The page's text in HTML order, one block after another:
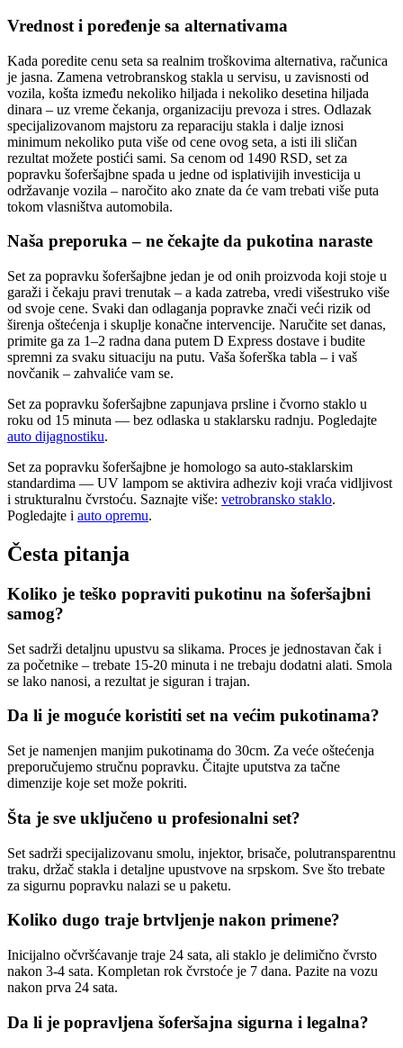
Vrednost i poređenje sa alternativama
Kada poredite cenu seta sa realnim troškovima alternativa, računica
je jasna. Zamena vetrobranskog stakla u servisu, u zavisnosti od
vozila, košta između nekoliko hiljada i nekoliko desetina hiljada
dinara – uz vreme čekanja, organizaciju prevoza i stres. Odlazak
specijalizovanom majstoru za reparaciju stakla i dalje iznosi
minimum nekoliko puta više od cene ovog seta, a isti ili sličan
rezultat možete postići sami. Sa cenom od 1490 RSD, set za
popravku šoferšajbne spada u jedne od isplativijih investicija u
održavanje vozila – naročito ako znate da će vam trebati više puta
tokom vlasništva automobila.
Naša preporuka – ne čekajte da pukotina naraste
Set za popravku šoferšajbne jedan je od onih proizvoda koji stoje u
garaži i čekaju pravi trenutak – a kada zatreba, vredi višestruko više
od svoje cene. Svaki dan odlaganja popravke znači veći rizik od
širenja oštećenja i skuplje konačne intervencije. Naručite set danas,
primite ga za 1–2 radna dana putem D Express dostave i budite
spremni za svaku situaciju na putu. Vaša šoferška tabla – i vaš
novčanik – zahvaliće vam se.
Set za popravku šoferšajbne zapunjava prsline i čvorno staklo u
roku od 15 minuta — bez odlaska u staklarsku radnju. Pogledajte
auto dijagnostiku.
Set za popravku šoferšajbne je homologo sa auto-staklarskim
standardima — UV lampom se aktivira adheziv koji vraća vidljivost
i strukturalnu čvrstoću. Saznajte više: vetrobransko staklo.
Pogledajte i auto opremu.
Česta pitanja
Koliko je teško popraviti pukotinu na šoferšajbni
samog?
Set sadrži detaljnu upustvu sa slikama. Proces je jednostavan čak i
za početnike – trebate 15-20 minuta i ne trebaju dodatni alati. Smola
se lako nanosi, a rezultat je siguran i trajan.
Da li je moguće koristiti set na većim pukotinama?
Set je namenjen manjim pukotinama do 30cm. Za veće oštećenja
preporučujemo stručnu popravku. Čitajte uputstva za tačne
dimenzije koje set može pokriti.
Šta je sve uključeno u profesionalni set?
Set sadrži specijalizovanu smolu, injektor, brisače, polutransparentnu
traku, držač stakla i detaljne upustvove na srpskom. Sve što trebate
za sigurnu popravku nalazi se u paketu.
Koliko dugo traje brtvljenje nakon primene?
Inicijalno očvršćavanje traje 24 sata, ali staklo je delimično čvrsto
nakon 3-4 sata. Kompletan rok čvrstoće je 7 dana. Pazite na vozu
nakon prva 24 sata.
Da li je popravljena šoferšajna sigurna i legalna?